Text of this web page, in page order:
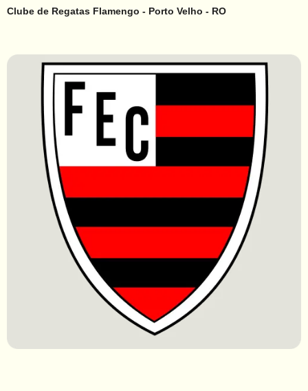
Clube de Regatas Flamengo - Porto Velho - RO